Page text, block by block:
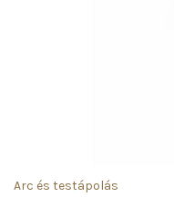
Arc és testápolás